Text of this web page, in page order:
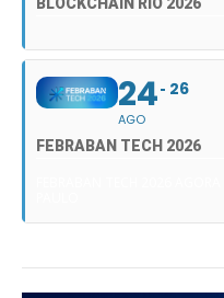
24
AGO
26
FEBRABAN TECH 2026